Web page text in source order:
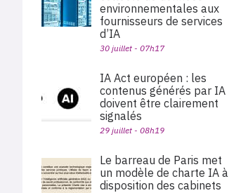
environnementales aux
fournisseurs de services
d’IA
30 juillet - 07h17
IA Act européen : les
contenus générés par IA
doivent être clairement
signalés
29 juillet - 08h19
Le barreau de Paris met
un modèle de charte IA à
disposition des cabinets